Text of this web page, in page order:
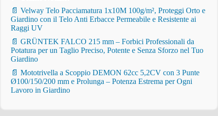
📄 Velway Telo Pacciamatura 1x10M 100g/m², Proteggi Orto e
Giardino con il Telo Anti Erbacce Permeabile e Resistente ai
Raggi UV
📄 GRÜNTEK FALCO 215 mm – Forbici Professionali da
Potatura per un Taglio Preciso, Potente e Senza Sforzo nel Tuo
Giardino
📄 Mototrivella a Scoppio DEMON 62cc 5,2CV con 3 Punte
Ø100/150/200 mm e Prolunga – Potenza Estrema per Ogni
Lavoro in Giardino